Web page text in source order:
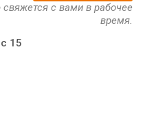
свяжется с вами в рабочее
время.
15